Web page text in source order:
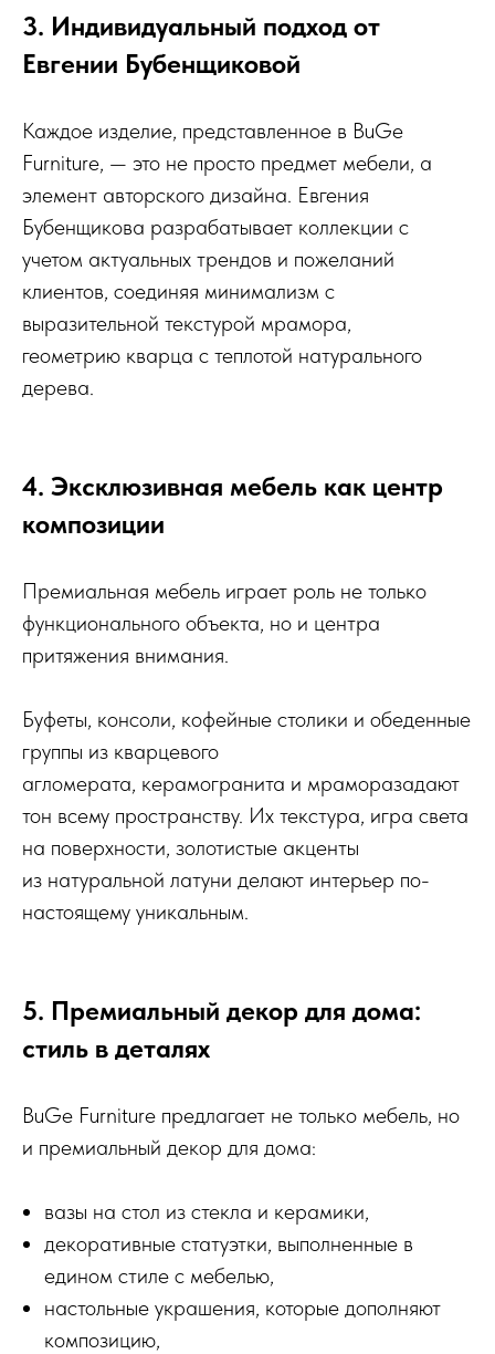
3. Индивидуальный подход от
Евгении Бубенщиковой
Каждое изделие, представленное в BuGe
Furniture, — это не просто предмет мебели, а
элемент авторского дизайна. Евгения
Бубенщикова разрабатывает коллекции с
учетом актуальных трендов и пожеланий
клиентов, соединяя минимализм с
выразительной текстурой мрамора,
геометрию кварца с теплотой натурального
дерева.
4. Эксклюзивная мебель как центр
композиции
Премиальная мебель играет роль не только
функционального объекта, но и центра
притяжения внимания.
Буфеты, консоли, кофейные столики и обеденные
группы из кварцевого
агломерата, керамогранита и мраморазадают
тон всему пространству. Их текстура, игра света
на поверхности, золотистые акценты
из натуральной латуни делают интерьер по-
настоящему уникальным.
5. Премиальный декор для дома:
стиль в деталях
BuGe Furniture предлагает не только мебель, но
и премиальный декор для дома:
вазы на стол из стекла и керамики,
декоративные статуэтки, выполненные в
едином стиле с мебелью,
настольные украшения, которые дополняют
композицию,